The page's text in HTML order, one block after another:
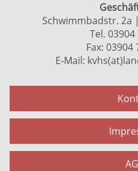
Schwimmbadstr. 2a
Tel.
Fax: 03904
E-Mail: